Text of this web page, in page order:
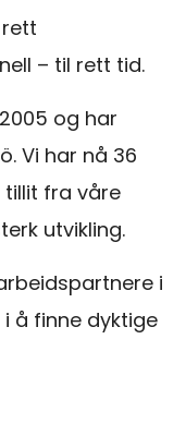
– til rett tid.
og har
Vi har nå 36
fra våre
utvikling.
i
å finne dyktige